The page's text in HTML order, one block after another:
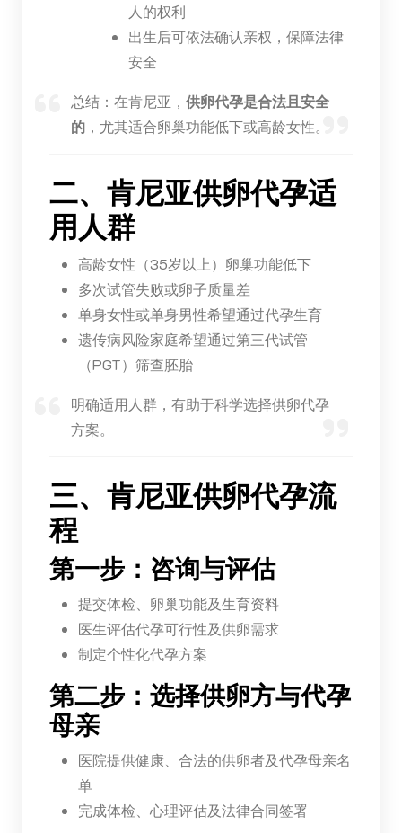
人的权利
出生后可依法确认亲权，保障法律
安全
总结：在肯尼亚， 供卵代孕是合法且安全
的，尤其适合卵巢功能低下或高龄女性。
二、肯尼亚供卵代孕适
用人群
高龄女性（35岁以上）卵巢功能低下
多次试管失败或卵子质量差
单身女性或单身男性希望通过代孕生育
遗传病风险家庭希望通过第三代试管
（PGT）筛查胚胎
明确适用人群，有助于科学选择供卵代孕
方案。
三、肯尼亚供卵代孕流
程
第一步：咨询与评估
提交体检、卵巢功能及生育资料
医生评估代孕可行性及供卵需求
制定个性化代孕方案
第二步：选择供卵方与代孕
母亲
医院提供健康、合法的供卵者及代孕母亲名
单
完成体检、心理评估及法律合同签署